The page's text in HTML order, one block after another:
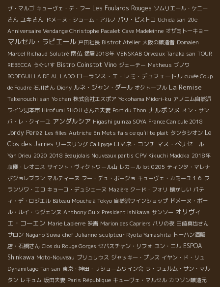
ヴ・マルゴ キューヴェ・デ・フー Les Foulards Rouges ソムリエール・ケニー
さん ユキさん ドメーヌ・ショーム・アルノ パリ・ビストロ Uchida san 20e
Anniversaire Vendange Christophe Pacalet Cave Madeleinne オザミトーキョー
マルセル・ラピエール 戸田社長 Bistrot Atelier 大阪の醸造者 Domaien
Marcel Richaud Solutré 南仏 猛暑2018年 VENSKAB Orveaux Tanaka san TOUR
REBECCA うぐいす Bistro Coinstot Vino ジェーテー Matheus ブノワ
BODEGUILLA DE AL LADO ローランス・エ・レミ・デュフェートル cuvée Coup
de Foudre 石川さん Diony ルネ・ジャン・ダール オクトーブル La Remise
Takenouchi san Yo chan 株式会社エスポア Yokohama Midori-ku アノニム自然派
ワイン見本市 Hirofumi SHOJI さんご夫妻 Port du Thon ナルボンヌ オン・サン
バ・レ・クイーユ アンダルシア Higashi guinza SOYA France Canicule 2018
Jordy Perez Les filles Autriche En Mets fais ce qu'il te plait タンタシオン Le
Clos des Jarres リースリング Callipyge ロマネ・コンチ マス・ぺリセール
Yan Drieu 2020 2018 Beaujolais Nouveaux partis CPV Kikuchi Madoka 2018年
収穫・レオニス サイント・ヴィクトワール山 レカール lot 0205 ティンタ・マレナ
ボジョレブラン マルティーヌ フー・デュ・ボージョ キューヴェ・カミーユ１６ フ
ランソワ・エコ キョーコ・デュシェーヌ Mazière クード・フォリ 懐かしい パテ
ィ・デ・ロジエル Bâteau Mouche à Tokyo 自然派ワインショップ ドメーヌ・ポー
ル・ルイ・ウジェンヌ Anthony Guix President Ishikawa サンソー オリヴィ
エ・コーエン Marie Lapierre 映画 Marion des Capriers パリの夜 田崎真也さん
サロン Nagano Suwa chef Julianne sculpteur Ryota Yamashita トーハン酒販
店・石橋さん Clos du Rouge Gorges セバスチャン・リフォ ユン・ニル ESPOA
Shinkawa Moto-Nouveau ブリュリウス ジャッキー・プレス イヤン・ド・リュ
Dynamitage Tan san 東京・神田・リショームワイン会 ラ・フェルム・サン・マル
タン レキュム 坂田夫妻 Paris République キューヴェ・マルセル カウゾン醸造元